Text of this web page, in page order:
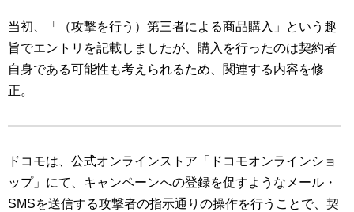
当初、「（攻撃を行う）第三者による商品購入」という趣
旨でエントリを記載しましたが、購入を行ったのは契約者
自身である可能性も考えられるため、関連する内容を修
正。
ドコモは、公式オンラインストア「ドコモオンラインショ
ップ」にて、キャンペーンへの登録を促すようなメール・
SMSを送信する攻撃者の指示通りの操作を行うことで、契